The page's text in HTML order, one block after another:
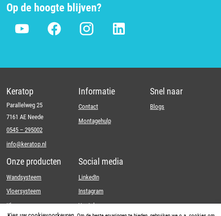
Op de hoogte blijven?
Keratop
Parallelweg 25
7161 AE Neede
0545 – 295002
info@keratop.nl
Informatie
Contact
Montagehulp
Snel naar
Blogs
Onze producten
Wandsysteem
Vloersysteem
Kleuren
Social media
LinkedIn
Instagram
Youtube